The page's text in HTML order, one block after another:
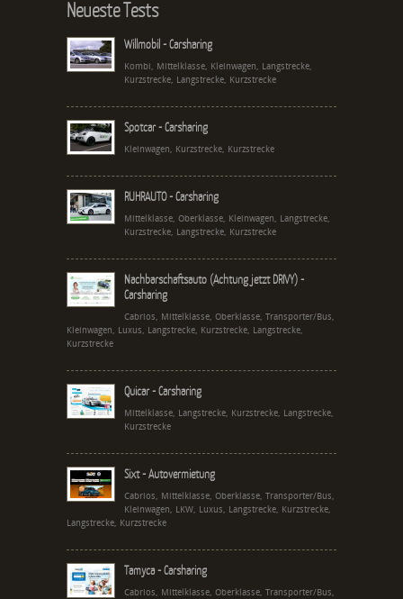
Neueste Tests
Willmobil - Carsharing
Kombi, Mittelklasse, Kleinwagen, Langstrecke,
Kurzstrecke, Langstrecke, Kurzstrecke
Spotcar - Carsharing
Kleinwagen, Kurzstrecke, Kurzstrecke
RUHRAUTO - Carsharing
Mittelklasse, Oberklasse, Kleinwagen, Langstrecke,
Kurzstrecke, Langstrecke, Kurzstrecke
Nachbarschaftsauto (Achtung jetzt DRIVY) -
Carsharing
Cabrios, Mittelklasse, Oberklasse, Transporter/Bus,
Kleinwagen, Luxus, Langstrecke, Kurzstrecke, Langstrecke,
Kurzstrecke
Quicar - Carsharing
Mittelklasse, Langstrecke, Kurzstrecke, Langstrecke,
Kurzstrecke
Sixt - Autovermietung
Cabrios, Mittelklasse, Oberklasse, Transporter/Bus,
Kleinwagen, LKW, Luxus, Langstrecke, Kurzstrecke,
Langstrecke, Kurzstrecke
Tamyca - Carsharing
Cabrios, Mittelklasse, Oberklasse, Transporter/Bus,